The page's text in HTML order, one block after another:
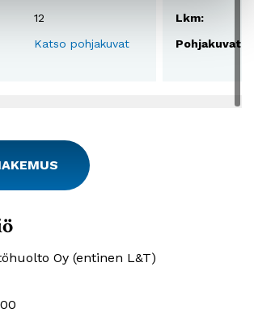
12
Katso pohjakuvat
Lkm:
Pohjakuvat:
Oy (entinen L&T)